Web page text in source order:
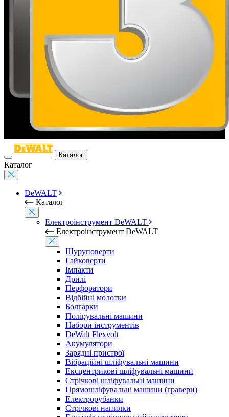
Каталог
Каталог
DeWALT
Каталог
Електроінструмент DeWALT
Електроінструмент DeWALT
Шуруповерти
Гайковерти
Імпакти
Дрилі
Перфоратори
Відбійні молотки
Болгарки
Полірувальні машини
Набори інструментів
DeWalt Flexvolt
Акумулятори
Зарядні пристрої
Вібраційні шліфувальні машини
Ексцентрикові шліфувальні машини
Стрічкові шліфувальні машини
Прямошліфувальні машини (гравери)
Електрорубанки
Стрічкові напилки